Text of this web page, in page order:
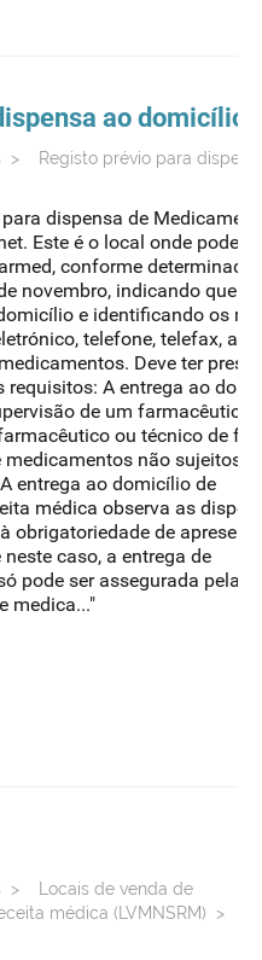
ao domicílio
>
Registo prévio para
dispensa de
Este é o local onde pode
conforme determinado
novembro, indicando que
e identificando os
telefone, telefax,
Deve ter
requisitos: A entrega ao
de um farmacêutico,
ou técnico de
não sujeitos a
entrega ao domicílio de
médica observa as
obrigatoriedade de
caso, a entrega de
pode ser assegurada pela
medica..."
>
Locais de venda de
médica (LVMNSRM)
>